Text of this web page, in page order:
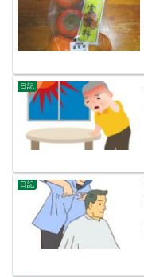
日記
日記